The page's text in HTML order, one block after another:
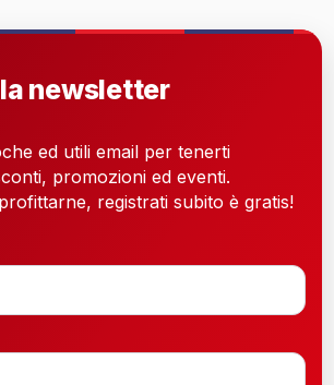
newsletter
ed utili email per tenerti
promozioni ed eventi.
registrati subito è gratis!